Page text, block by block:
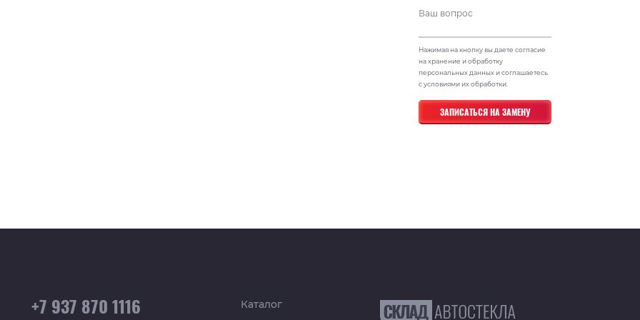
Нажимая на кнопку вы даете согласие
на хранение и обработку
персональных данных и соглашаетесь
с условиями их обработки.
+7 937 870 1116 Каталог